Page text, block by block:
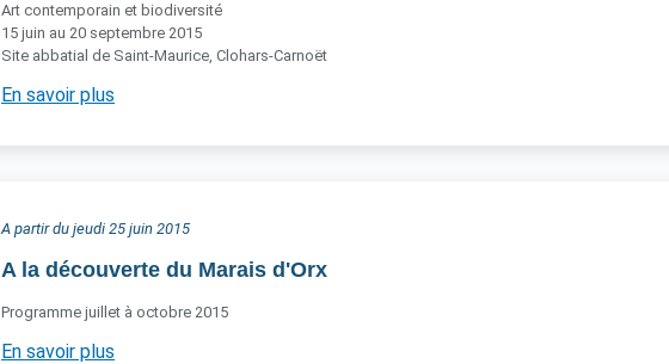
Art contemporain et biodiversité
15 juin au 20 septembre 2015
Site abbatial de Saint-Maurice, Clohars-Carnoët
En savoir plus
A partir du jeudi 25 juin 2015
A la découverte du Marais d'Orx
Programme juillet à octobre 2015
En savoir plus